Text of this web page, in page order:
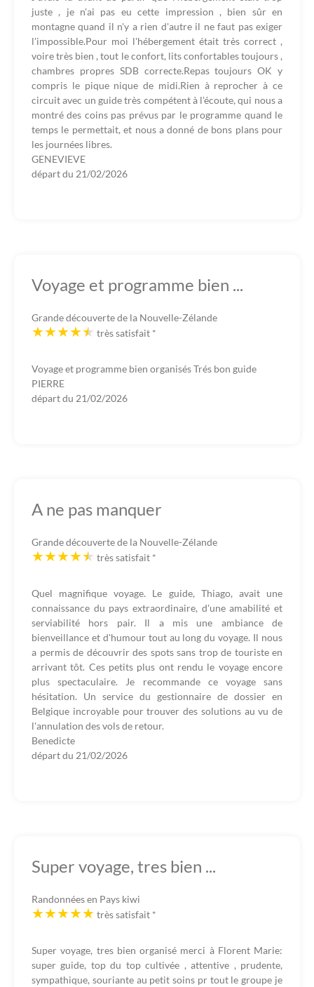
juste , je n'ai pas eu cette impression , bien sûr en
montagne quand il n'y a rien d'autre il ne faut pas exiger
l'impossible.Pour moi l'hébergement était très correct ,
voire très bien , tout le confort, lits confortables toujours ,
chambres propres SDB correcte.Repas toujours OK y
compris le pique nique de midi.Rien à reprocher à ce
circuit avec un guide très compétent à l'écoute, qui nous a
montré des coins pas prévus par le programme quand le
temps le permettait, et nous a donné de bons plans pour
les journées libres.
GENEVIEVE
départ du 21/02/2026
Voyage et programme bien ...
Grande découverte de la Nouvelle-Zélande
très satisfait *
Voyage et programme bien organisés Trés bon guide
PIERRE
départ du 21/02/2026
A ne pas manquer
Grande découverte de la Nouvelle-Zélande
très satisfait *
Quel magnifique voyage. Le guide, Thiago, avait une
connaissance du pays extraordinaire, d'une amabilité et
serviabilité hors pair. Il a mis une ambiance de
bienveillance et d'humour tout au long du voyage. Il nous
a permis de découvrir des spots sans trop de touriste en
arrivant tôt. Ces petits plus ont rendu le voyage encore
plus spectaculaire. Je recommande ce voyage sans
hésitation. Un service du gestionnaire de dossier en
Belgique incroyable pour trouver des solutions au vu de
l'annulation des vols de retour.
Benedicte
départ du 21/02/2026
Super voyage, tres bien ...
Randonnées en Pays kiwi
très satisfait *
Super voyage, tres bien organisé merci à Florent Marie:
super guide, top du top cultivée , attentive , prudente,
sympathique, souriante au petit soins pr tout le groupe je